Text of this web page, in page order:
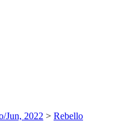
Jun, 2022 > Rebello